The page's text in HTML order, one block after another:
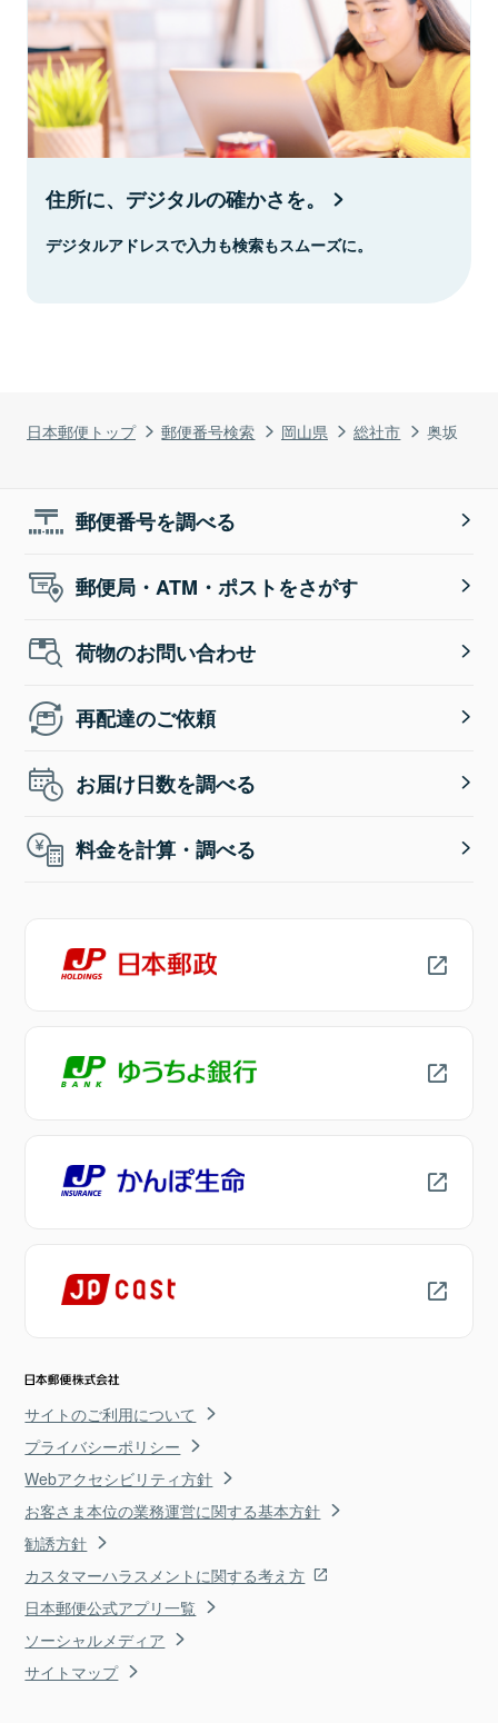
日本郵便トップ 郵便番号検索 岡山県 総社市 奥坂
住所に、デジタルの確かさを。
デジタルアドレスで入力も検索もスムーズに。
郵便番号を調べる
郵便局・ATM・ポストをさがす
荷物のお問い合わせ
再配達のご依頼
お届け日数を調べる
料金を計算・調べる
サイトのご利用について
プライバシーポリシー
Webアクセシビリティ方針
お客さま本位の業務運営に関する基本方針
勧誘方針
カスタマーハラスメントに関する考え方
日本郵便公式アプリ一覧
ソーシャルメディア
サイトマップ